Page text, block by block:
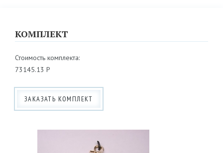
КОМПЛЕКТ
Стоимость комплекта:
73145.13 Р
ЗАКАЗАТЬ КОМПЛЕКТ